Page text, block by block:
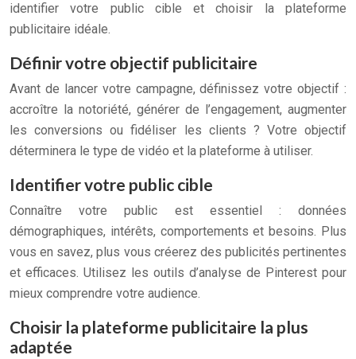
identifier votre public cible et choisir la plateforme
publicitaire idéale.
Définir votre objectif publicitaire
Avant de lancer votre campagne, définissez votre objectif :
accroître la notoriété, générer de l’engagement, augmenter
les conversions ou fidéliser les clients ? Votre objectif
déterminera le type de vidéo et la plateforme à utiliser.
Identifier votre public cible
Connaître votre public est essentiel : données
démographiques, intérêts, comportements et besoins. Plus
vous en savez, plus vous créerez des publicités pertinentes
et efficaces. Utilisez les outils d’analyse de Pinterest pour
mieux comprendre votre audience.
Choisir la plateforme publicitaire la plus
adaptée